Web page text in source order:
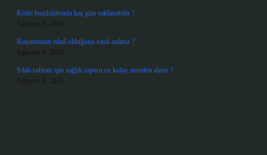
Köfte buzdolabında kaç gün saklanabilir ?
Ağustos 8, 2026
Kuşumuzun ishal olduğunu nasıl anlarız ?
Ağustos 8, 2026
Silah ruhsatı için sağlık raporu en kolay nereden alınır ?
Ağustos 8, 2026